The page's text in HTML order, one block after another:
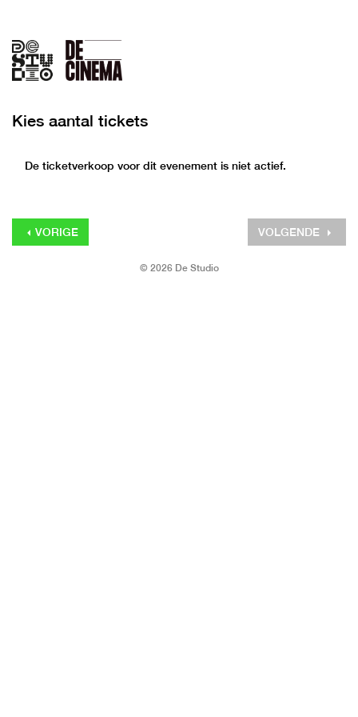
Kies aantal tickets
De ticketverkoop voor dit evenement is niet actief.
VORIGE VOLGENDE
© 2026 De Studio